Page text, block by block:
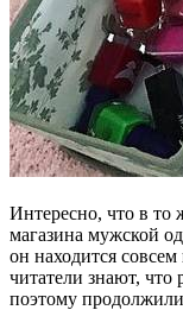
Интересно, что в то
магазина мужской
он находится
читатели знают, что
поэтому